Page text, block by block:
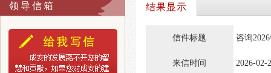
领导信箱 结果显示
信件标题 咨询
来信时间 2026-02-